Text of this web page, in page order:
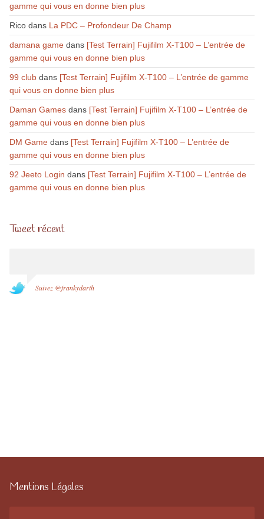
gamme qui vous en donne bien plus
Ricodans La PDC – Profondeur De Champ
damana gamedans [Test Terrain] Fujifilm X-T100 – L’entrée de
gamme qui vous en donne bien plus
99 clubdans [Test Terrain] Fujifilm X-T100 – L’entrée de gamme
qui vous en donne bien plus
Daman Gamesdans [Test Terrain] Fujifilm X-T100 – L’entrée de
gamme qui vous en donne bien plus
DM Gamedans [Test Terrain] Fujifilm X-T100 – L’entrée de
gamme qui vous en donne bien plus
92 Jeeto Login dans [Test Terrain] Fujifilm X-T100 – L’entrée de
gamme qui vous en donne bien plus
Tweet récent
Suivez @frankydarth
Mentions Légales